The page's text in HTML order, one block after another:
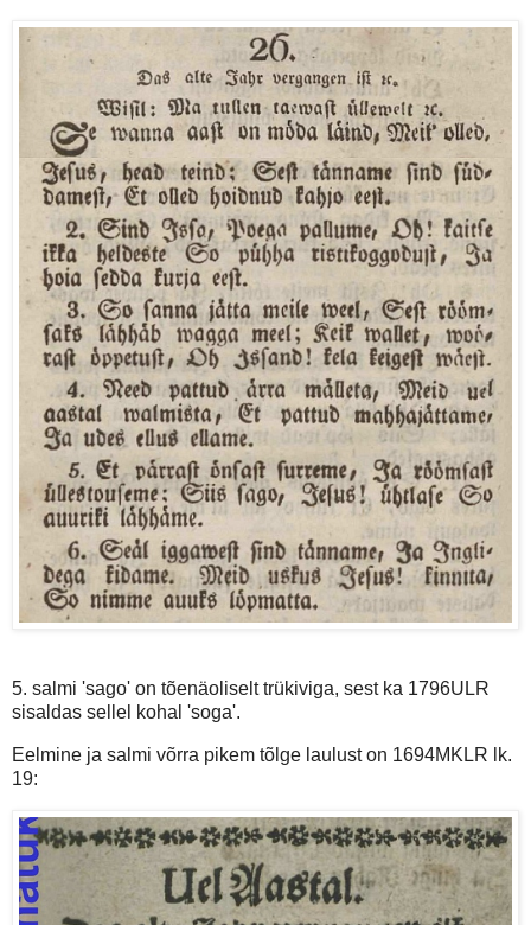
5. salmi 'sago' on tõenäoliselt trükiviga, sest ka 1796ULR
sisaldas sellel kohal 'soga'.
Eelmine ja salmi võrra pikem tõlge laulust on 1694MKLR lk.
19: